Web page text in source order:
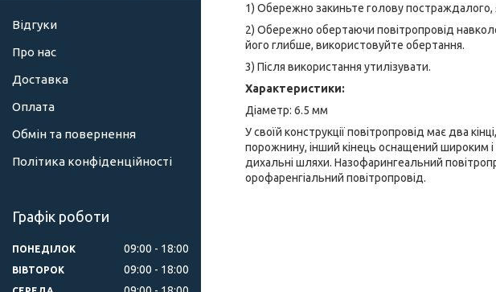
1) Обережно закиньте голову
2) Обережно обертаючи повітропровід
його глибше, використовуйте обертання.
3) Після використання утилізувати.
Характеристики:
Діаметр: 6.5 мм
У своїй конструкції повітропровід має два
порожнину, інший кінець оснащений широким
дихальні шляхи. Назофарингеальний
орофаренгіальний повітропровід.
Відгуки
Про нас
Доставка
Оплата
Обмін та повернення
Політика конфіденційності
Графік роботи
ПОНЕДІЛОК 09:00 18:00
ВІВТОРОК 09:00 18:00